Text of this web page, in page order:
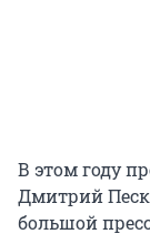
В этом году
Дмитрий
большой